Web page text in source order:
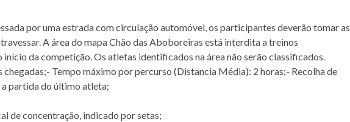
por uma estrada com circulação automóvel, os participantes deverão tomar as
A área do mapa Chão das Aboboreiras está interdita a treinos
início da competição. Os atletas identificados na área não serão classificados.
chegadas;- Tempo máximo por percurso (Distancia Média): 2 horas;- Recolha de
a partida do último atleta;
de concentração, indicado por setas;